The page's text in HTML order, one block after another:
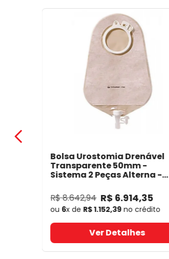
Bolsa Urostomia Drenável
Transparente 50mm -
Sistema 2 Peças Alterna -
R$8.642,94 R$ 6.914,35
ou 6x de R$1.152,39no crédito
Ver Detalhes